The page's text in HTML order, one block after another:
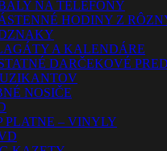
NA TELEFÓNY
HODINY Z
A KALENDÁRE
DARČEKOVÉ
NOSIČE
PLATNE – VINYLY